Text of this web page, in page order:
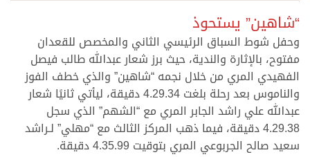
“شاهين” يستحوذ
وحفل شوط السباق الرئيسي الثاني والمخصص للقعدان
مفتوح، بالإثارة والندية، حيث برز شعار عبدالله طالب فيصل
الفهيدي المري من خلال نجمه “شاهين” والذي خطف الفوز
والناموس بعد رحلة بلغت 4.29.34 دقيقة، ليأتي ثانيًا شعار
عبدالله علي راشد الجابر المري مع “الشهم” الذي سجل
4.29.38 دقيقة، فيما ذهب المركز الثالث مع “مهلي” لـراشد
سعيد صالح الجربوعي المري بتوقيت 4.35.99 دقيقة.